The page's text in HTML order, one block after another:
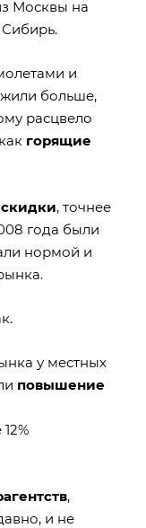
Москвы на
и
больше,
расцвело
горящие
скидки, точнее
года были
нормой и
у местных
повышение
,
и не